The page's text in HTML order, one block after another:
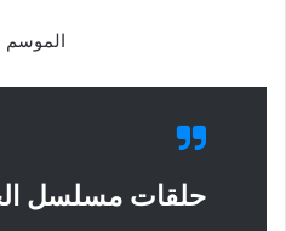
الموسم
حلقات مسلسل